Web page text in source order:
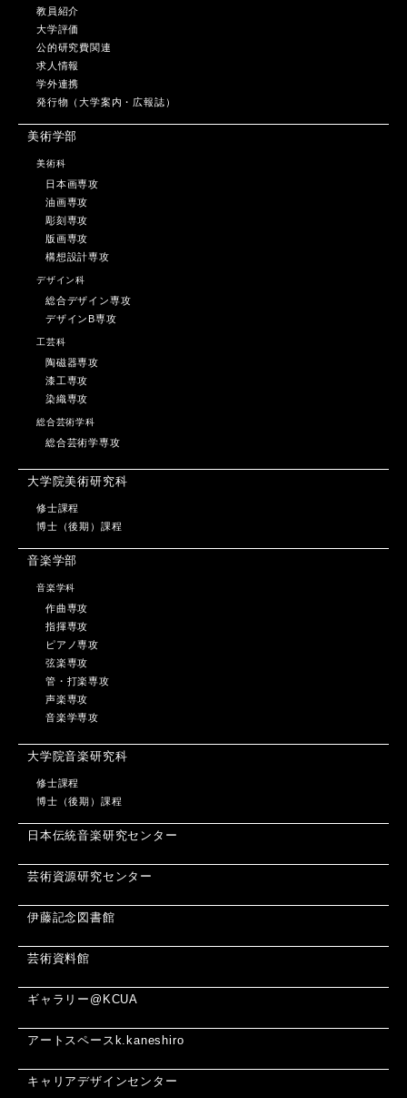
教員紹介
大学評価
公的研究費関連
求人情報
学外連携
発行物（大学案内・広報誌）
美術学部
美術科
日本画専攻
油画専攻
彫刻専攻
版画専攻
構想設計専攻
デザイン科
総合デザイン専攻
デザインB専攻
工芸科
陶磁器専攻
漆工専攻
染織専攻
総合芸術学科
総合芸術学専攻
大学院美術研究科
修士課程
博士（後期）課程
音楽学部
音楽学科
作曲専攻
指揮専攻
ピアノ専攻
弦楽専攻
管・打楽専攻
声楽専攻
音楽学専攻
大学院音楽研究科
修士課程
博士（後期）課程
日本伝統音楽研究センター
芸術資源研究センター
伊藤記念図書館
芸術資料館
ギャラリー@KCUA
アートスペースk.kaneshiro
キャリアデザインセンター